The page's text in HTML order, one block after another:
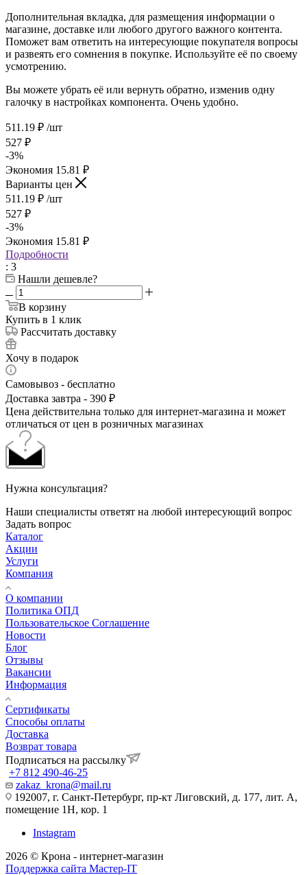
Дополнительная вкладка, для размещения информации о
магазине, доставке или любого другого важного контента.
Поможет вам ответить на интересующие покупателя вопросы
и развеять его сомнения в покупке. Используйте её по своему
усмотрению.
Вы можете убрать её или вернуть обратно, изменив одну
галочку в настройках компонента. Очень удобно.
511.19 ₽ /шт
527 ₽
-3%
Экономия 15.81 ₽
Варианты цен
511.19 ₽ /шт
527 ₽
-3%
Экономия 15.81 ₽
Подробности
: 3
Нашли дешевле?
В корзину
Купить в 1 клик
Рассчитать доставку
Хочу в подарок
Самовывоз - бесплатно
Доставка завтра - 390 ₽
Цена действительна только для интернет-магазина и может
отличаться от цен в розничных магазинах
Нужна консультация?
Наши специалисты ответят на любой интересующий вопрос
Задать вопрос
Каталог
Акции
Услуги
Компания
О компании
Политика ОПД
Пользовательское Соглашение
Новости
Блог
Отзывы
Вакансии
Информация
Сертификаты
Способы оплаты
Доставка
Возврат товара
Подписаться на рассылку
+7 812 490-46-25
zakaz_krona@mail.ru
192007, г. Санкт-Петербург, пр-кт Лиговский, д. 177, лит. А,
помещение 1Н, кор. 1
Instagram
2026 © Крона - интернет-магазин
Поддержка сайта Мастер-IT